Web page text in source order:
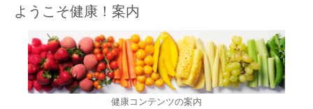
ようこそ健康！案内
健康コンテンツの案内